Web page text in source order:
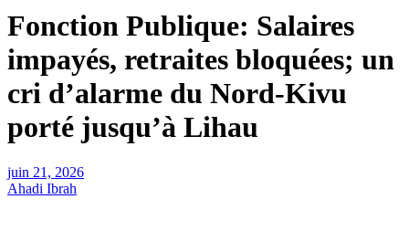
Fonction Publique: Salaires
impayés, retraites bloquées; un
cri d’alarme du Nord-Kivu
porté jusqu’à Lihau
juin 21, 2026
Ahadi Ibrah